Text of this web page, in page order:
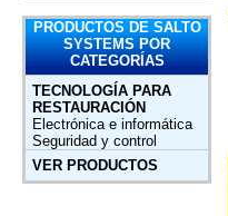
PRODUCTOS DE SALTO
SYSTEMS POR
CATEGORÍAS
TECNOLOGÍA PARA
RESTAURACIÓN
Electrónica e informática
Seguridad y control
VER PRODUCTOS